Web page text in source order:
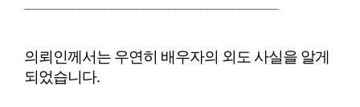
의뢰인께서는 우연히 배우자의 외도 사실을 알게
되었습니다.